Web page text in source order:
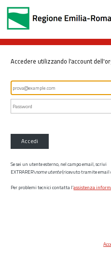
Accedere utilizzando l'account
Accedi
Se sei un utente esterno, nel campo email, scrivi
EXTRARER\nome utente(ricevuto tramite email
Per problemi tecnici contatta l’assistenza